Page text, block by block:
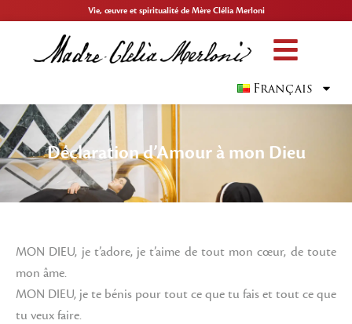
Vie, œuvre et spiritualité de Mère Clélia Merloni
Français
Déclaration d’Amour à mon Dieu
MON DIEU, je t’adore, je t’aime de tout mon cœur, de toute
mon âme.
MON DIEU, je te bénis pour tout ce que tu fais et tout ce que
tu veux faire.